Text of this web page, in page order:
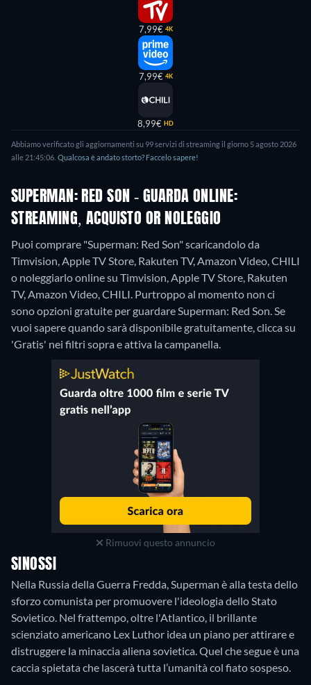
7,99€ 4K
7,99€ 4K
8,99€ HD
Abbiamo verificato gli aggiornamenti su 99 servizi di streaming il giorno 5 agosto 2026
alle 21:45:06. Qualcosa è andato storto? Faccelo sapere!
SUPERMAN: RED SON - GUARDA ONLINE:
STREAMING, ACQUISTO OR NOLEGGIO
Puoi comprare "Superman: Red Son" scaricandolo da
Timvision, Apple TV Store, Rakuten TV, Amazon Video, CHILI
o noleggiarlo online su Timvision, Apple TV Store, Rakuten
TV, Amazon Video, CHILI. Purtroppo al momento non ci
sono opzioni gratuite per guardare Superman: Red Son. Se
vuoi sapere quando sarà disponibile gratuitamente, clicca su
'Gratis' nei filtri sopra e attiva la campanella.
Rimuovi questo annuncio
SINOSSI
Nella Russia della Guerra Fredda, Superman è alla testa dello
sforzo comunista per promuovere l'ideologia dello Stato
Sovietico. Nel frattempo, oltre l'Atlantico, il brillante
scienziato americano Lex Luthor idea un piano per attirare e
distruggere la minaccia aliena sovietica. Quel che segue è una
caccia spietata che lascerà tutta l’umanità col fiato sospeso.